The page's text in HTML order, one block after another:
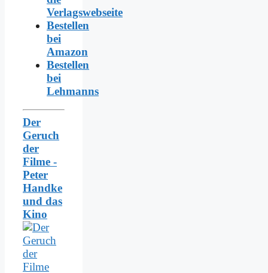
Verlagswebseite
Bestellen
bei
Amazon
Bestellen
bei
Lehmanns
Der
Geruch
der
Filme -
Peter
Handke
und das
Kino